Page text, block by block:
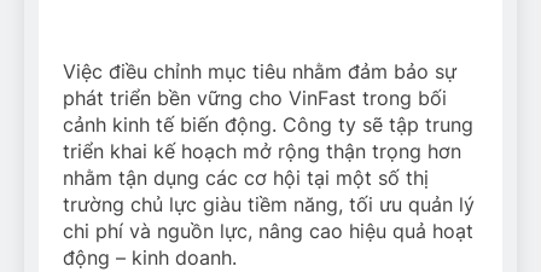
Việc điều chỉnh mục tiêu nhằm đảm bảo sự
phát triển bền vững cho VinFast trong bối
cảnh kinh tế biến động. Công ty sẽ tập trung
triển khai kế hoạch mở rộng thận trọng hơn
nhằm tận dụng các cơ hội tại một số thị
trường chủ lực giàu tiềm năng, tối ưu quản lý
chi phí và nguồn lực, nâng cao hiệu quả hoạt
động – kinh doanh.